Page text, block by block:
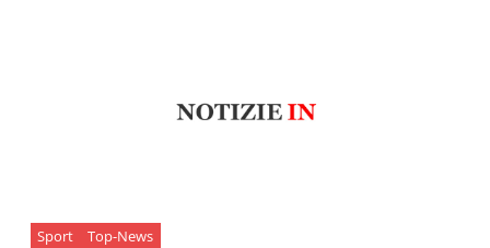
Sport Top-News